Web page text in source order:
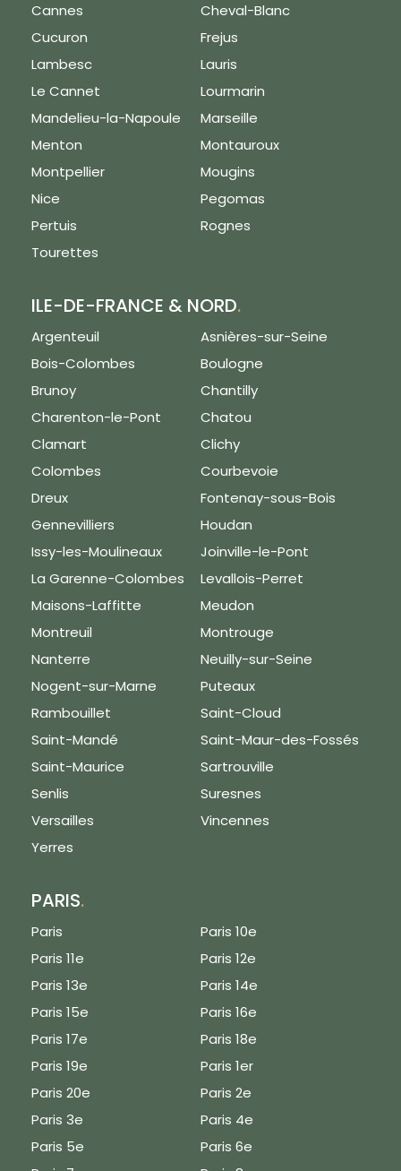
Cannes
Cheval-Blanc
Cucuron
Frejus
Lambesc
Lauris
Le Cannet
Lourmarin
Mandelieu-la-Napoule
Marseille
Menton
Montauroux
Montpellier
Mougins
Nice
Pegomas
Pertuis
Rognes
Tourettes
ILE-DE-FRANCE & NORD.
Argenteuil
Asnières-sur-Seine
Bois-Colombes
Boulogne
Brunoy
Chantilly
Charenton-le-Pont
Chatou
Clamart
Clichy
Colombes
Courbevoie
Dreux
Fontenay-sous-Bois
Gennevilliers
Houdan
Issy-les-Moulineaux
Joinville-le-Pont
La Garenne-Colombes
Levallois-Perret
Maisons-Laffitte
Meudon
Montreuil
Montrouge
Nanterre
Neuilly-sur-Seine
Nogent-sur-Marne
Puteaux
Rambouillet
Saint-Cloud
Saint-Mandé
Saint-Maur-des-Fossés
Saint-Maurice
Sartrouville
Senlis
Suresnes
Versailles
Vincennes
Yerres
PARIS.
Paris
Paris 10e
Paris 11e
Paris 12e
Paris 13e
Paris 14e
Paris 15e
Paris 16e
Paris 17e
Paris 18e
Paris 19e
Paris 1er
Paris 20e
Paris 2e
Paris 3e
Paris 4e
Paris 5e
Paris 6e